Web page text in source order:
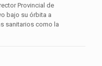
Provincial de
bajo su órbita a
sanitarios como la